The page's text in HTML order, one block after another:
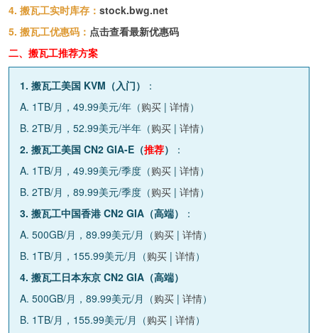
4. 搬瓦工实时库存： stock.bwg.net
5. 搬瓦工优惠码： 点击查看最新优惠码
二、搬瓦工推荐方案
1. 搬瓦工美国 KVM（入门）
：
A. 1TB/月，49.99美元/年（购买 | 详情）
B. 2TB/月，52.99美元/半年（购买 | 详情）
2. 搬瓦工美国 CN2 GIA-E（推荐）
：
A. 1TB/月，49.99美元/季度（购买 | 详情）
B. 2TB/月，89.99美元/季度（购买 | 详情）
3. 搬瓦工中国香港 CN2 GIA（高端）
：
A. 500GB/月，89.99美元/月（购买 | 详情）
B. 1TB/月，155.99美元/月（购买 | 详情）
4. 搬瓦工日本东京 CN2 GIA（高端）
A. 500GB/月，89.99美元/月（购买 | 详情）
B. 1TB/月，155.99美元/月（购买 | 详情）